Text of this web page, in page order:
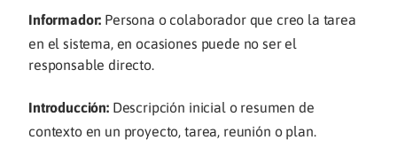
Informador: Persona o colaborador que creo la tarea
en el sistema, en ocasiones puede no ser el
responsable directo.
Introducción:Descripción inicial o resumen de
contexto en un proyecto, tarea, reunión o plan.